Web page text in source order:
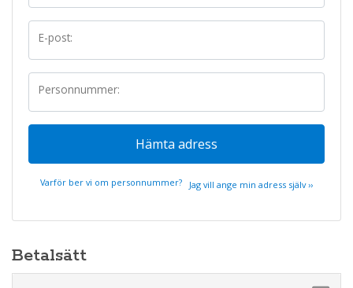
E-post:
Personnummer:
Hämta adress
Varför ber vi om personnummer? Jag vill ange min adress själv ››
Betalsätt